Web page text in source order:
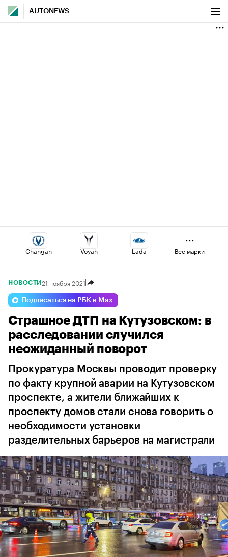
AUTONEWS
Changan Voyah Lada
Jaecoo Omoda
Haval Volga Geely
Все марки
НОВОСТИ 21 ноября 2021
Подписаться на РБК в Max
Страшное ДТП на Кутузовском: в
расследовании случился
неожиданный поворот
Прокуратура Москвы проводит проверку
по факту крупной аварии на Кутузовском
проспекте, а жители ближайших к
проспекту домов стали снова говорить о
необходимости установки
разделительных барьеров на магистрали